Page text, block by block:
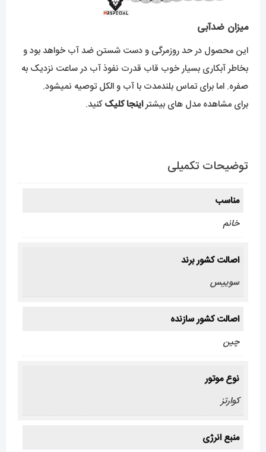
میزان ضدآبی
این محصول در حد روزمرگی و دست شستن ضد آب خواهد بود و
بخاطر آبکاری بسیار خوب قاب قدرت نفوذ آب در ساعت نزدیک به
صفره. اما برای تماس بلندمدت با آب و الکل توصیه نمیشود.
برای مشاهده مدل های بیشتراینجا کلیککنید.
توضیحات تکمیلی
مناسب
خانم
اصالت کشور برند
سوییس
اصالت کشور سازنده
چین
نوع موتور
کوارتز
منبع انرژی